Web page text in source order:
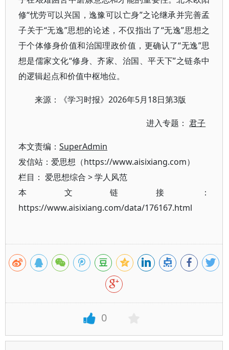
修“忧劳可以兴国，逸豫可以亡身”之论继承并完善孟
子关于“无逸”思想的论述，不仅指出了“无逸”思想之
于个体修身价值和治国理政价值，更确认了“无逸”思
想是儒家文化“修身、齐家、治国、平天下”之链条中
的逻辑起点和价值中枢地位。
来源：《学习时报》2026年5月18日第3版
进入专题：君子
本文责编： SuperAdmin
发信站：爱思想（https://www.aisixiang.com）
栏目： 爱思想综合 >学人风范
本文链接：
https://www.aisixiang.com/data/176167.html
0